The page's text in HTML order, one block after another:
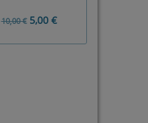
10,00 €5,00 €